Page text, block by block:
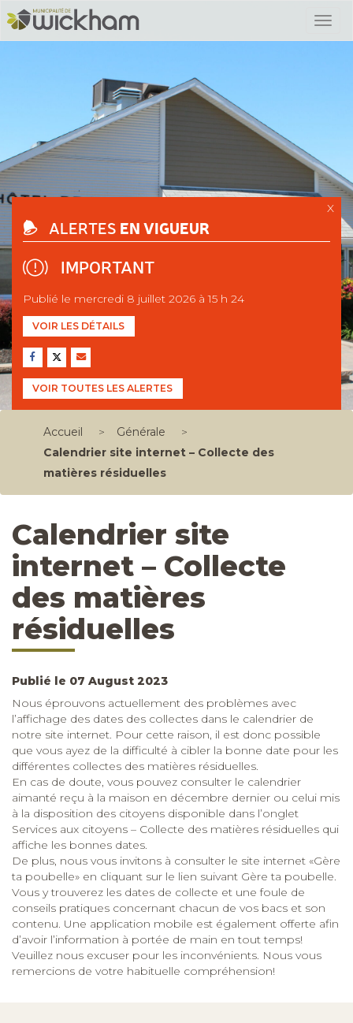
X
ALERTES EN VIGUEUR
IMPORTANT
Publié le mercredi 8 juillet 2026 à 15 h 24
VOIR LES DÉTAILS
VOIR TOUTES LES ALERTES
Accueil > Générale
>
Calendrier site internet – Collecte des
matières résiduelles
Calendrier site
internet – Collecte
des matières
résiduelles
Publié le 07 August 2023
Nous éprouvons actuellement des problèmes avec
l’affichage des dates des collectes dans le calendrier de
notre site internet. Pour cette raison, il est donc possible
que vous ayez de la difficulté à cibler la bonne date pour les
différentes collectes des matières résiduelles.
En cas de doute, vous pouvez consulter le calendrier
aimanté reçu à la maison en décembre dernier ou celui mis
à la disposition des citoyens disponible dans l’onglet
Services aux citoyens – Collecte des matières résiduelles qui
affiche les bonnes dates.
De plus, nous vous invitons à consulter le site internet «Gère
ta poubelle» en cliquant sur le lien suivant Gère ta poubelle.
Vous y trouverez les dates de collecte et une foule de
conseils pratiques concernant chacun de vos bacs et son
contenu. Une application mobile est également offerte afin
d’avoir l’information à portée de main en tout temps!
Veuillez nous excuser pour les inconvénients. Nous vous
remercions de votre habituelle compréhension!